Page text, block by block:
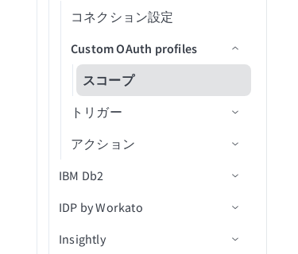
ァイルをアップロード
通話を検索
ユーザーを検索
ジョブIDで行のバッチを取
カレンダーを作成
IDでカレンダーを取得
カレンダーを一覧表示
タスクを作成
タスクを更新
更新
ファイルストリーミングで
オブジェクトをアップロー
ド
ファイル権限を一覧表示
ファイル権限を削除
ファイル/フォルダの名前変
更または移動
検索
ファイル権限を更新
ファイルのアップロード
Team Drive内のシートの新
Team Drive内のシートの新
規/更新済み行
ティビティイベント
新規ユーザーイベント
レコードの削除
レコードを取得
モバイルデバイス
レコードを検索
データを転送
レコードの更新
ウェビナー詳細を取得
セッションから参加者を取
得
新規オブジェクト
新規オブジェクト（v3）
新規/更新済みオブジェクト
（v3）
アクション
オブジェクトの作成
オブジェクトを作成（v3）
添付ファイルを作成（v3）
オブジェクトの更新
オブジェクトを更新（v3）
オブジェクトの検索
オブジェクトを検索（v3）
オブジェクトタイプ
Greenhouseコネクションをv3
に移行
応範囲
トリガー
新規/更新済みレコード
アクション
レコードの更新
レコードの作成
IDによるレコード詳細の取
適用
レコードの削除
コネクション設定
Custom OAuth profiles
スコープ
トリガー
新規レコード
新規レコード（バッチ）
新規/更新済みレコード
新規/更新済みレコード（バ
アクション
レコードを取得
レコードを検索（バッチ）
レコードの作成
IBM Db2
コネクション設定
アクション
IDP by Workato
信頼度スコア
Insightly